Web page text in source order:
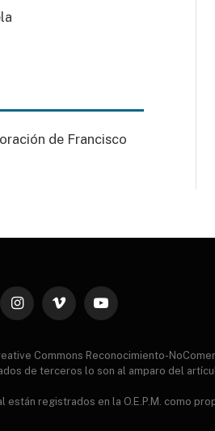
de Francisco
InstagramVimeo YouTube
Commons Reconocimiento-
de terceros lo son al amparo del
registrados en la O.E.P.M. como